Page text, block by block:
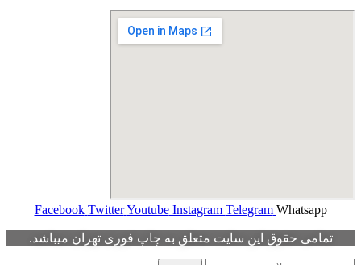
Facebook Twitter Youtube Instagram Telegram Whatsapp
تمامی حقوق این سایت متعلق به چاپ فوری تهران میباشد.